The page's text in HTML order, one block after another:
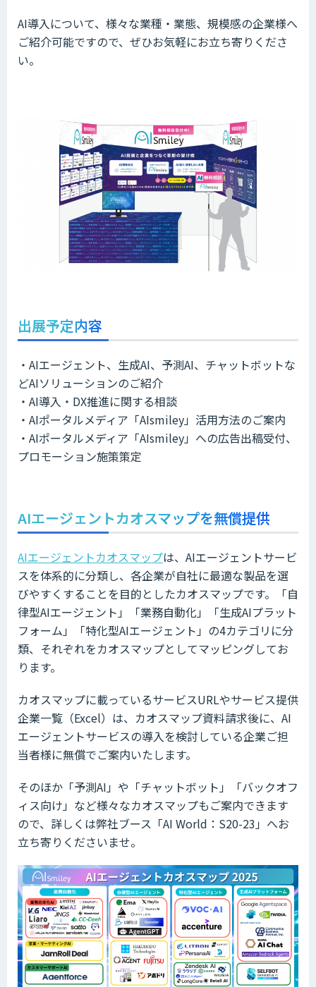
AI導入について、様々な業種・業態、規模感の企業様へ
ご紹介可能ですので、ぜひお気軽にお立ち寄りくださ
い。
出展予定内容
・AIエージェント、生成AI、予測AI、チャットボットな
どAIソリューションのご紹介
・AI導入・DX推進に関する相談
・AIポータルメディア「AIsmiley」活用方法のご案内
・AIポータルメディア「AIsmiley」への広告出稿受付、
プロモーション施策策定
AIエージェントカオスマップを無償提供
AIエージェントカオスマップは、AIエージェントサービ
スを体系的に分類し、各企業が自社に最適な製品を選
びやすくすることを目的としたカオスマップです。「自
律型AIエージェント」「業務自動化」「生成AIプラット
フォーム」「特化型AIエージェント」の4カテゴリに分
類、それぞれをカオスマップとしてマッピングしてお
ります。
カオスマップに載っているサービスURLやサービス提供
企業一覧（Excel）は、カオスマップ資料請求後に、AI
エージェントサービスの導入を検討している企業ご担
当者様に無償でご案内いたします。
そのほか「予測AI」や「チャットボット」「バックオフ
ィス向け」など様々なカオスマップもご案内できます
ので、詳しくは弊社ブース「AI World：S20-23」へお
立ち寄りくださいませ。